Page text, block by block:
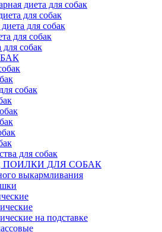
диета для собак
для собак
для собак
для собак
для собак
собак
для собак
ДЛЯ СОБАК
выкармливания
на подставке